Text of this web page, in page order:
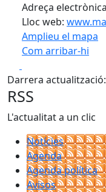
Adreça
Lloc web:
Amplieu el mapa
Com arribar-hi
+
−
Darrera
RSS
L'actualitat a un clic
Notícies
Agenda
Agenda política
Avisos